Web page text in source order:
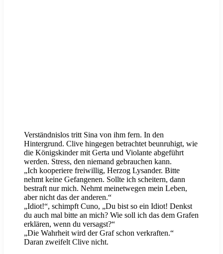
Verständnislos tritt Sina von ihm fern. In den
Hintergrund. Clive hingegen betrachtet beunruhigt, wie
die Königskinder mit Gerta und Violante abgeführt
werden. Stress, den niemand gebrauchen kann.
„Ich kooperiere freiwillig, Herzog Lysander. Bitte
nehmt keine Gefangenen. Sollte ich scheitern, dann
bestraft nur mich. Nehmt meinetwegen mein Leben,
aber nicht das der anderen.“
„Idiot!“, schimpft Cuno, „Du bist so ein Idiot! Denkst
du auch mal bitte an mich? Wie soll ich das dem Grafen
erklären, wenn du versagst?“
„Die Wahrheit wird der Graf schon verkraften.“
Daran zweifelt Clive nicht.